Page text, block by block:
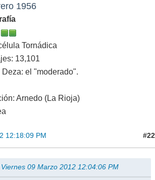
1956
Tornádica
13,101
el "moderado".
Arnedo (La Rioja)
12:18:09 PM #22
09 Marzo 2012 12:04:06 PM